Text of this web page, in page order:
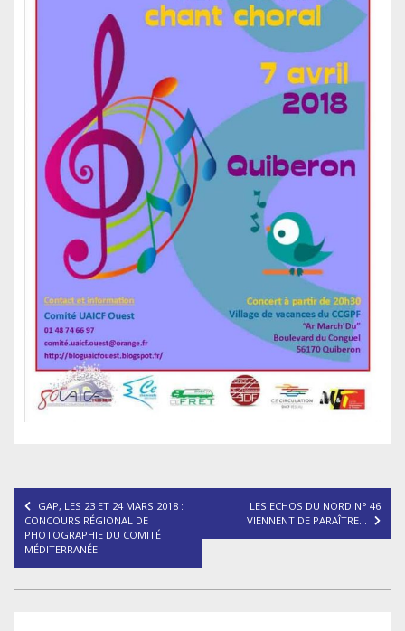
Navigation
de
l’article
GAP, LES 23 ET 24 MARS 2018 :
CONCOURS RÉGIONAL DE
PHOTOGRAPHIE DU COMITÉ
MÉDITERRANÉE
LES ECHOS DU NORD N° 46
VIENNENT DE PARAÎTRE…